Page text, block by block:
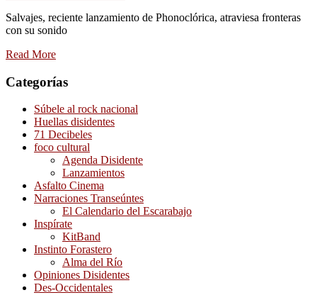
Salvajes, reciente lanzamiento de Phonoclórica, atraviesa fronteras
con su sonido
Read More
Categorías
Súbele al rock nacional
Huellas disidentes
71 Decibeles
foco cultural
Agenda Disidente
Lanzamientos
Asfalto Cinema
Narraciones Transeúntes
El Calendario del Escarabajo
Inspírate
KitBand
Instinto Forastero
Alma del Río
Opiniones Disidentes
Des-Occidentales